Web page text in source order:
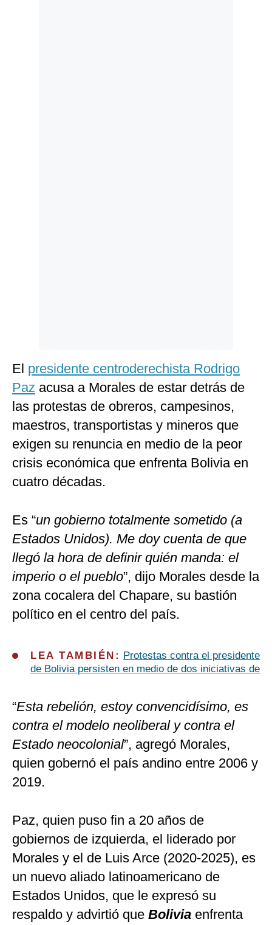
El presidente centroderechista Rodrigo
Paz acusa a Morales de estar detrás de
las protestas de obreros, campesinos,
maestros, transportistas y mineros que
exigen su renuncia en medio de la peor
crisis económica que enfrenta Bolivia en
cuatro décadas.
Es “un gobierno totalmente sometido (a
Estados Unidos). Me doy cuenta de que
llegó la hora de definir quién manda: el
imperio o el pueblo”, dijo Morales desde la
zona cocalera del Chapare, su bastión
político en el centro del país.
LEA TAMBIÉN:
Protestas contra el presidente
de Bolivia persisten en medio de dos iniciativas de
“Esta rebelión, estoy convencidísimo, es
contra el modelo neoliberal y contra el
Estado neocolonial”, agregó Morales,
quien gobernó el país andino entre 2006 y
2019.
Paz, quien puso fin a 20 años de
gobiernos de izquierda, el liderado por
Morales y el de Luis Arce (2020-2025), es
un nuevo aliado latinoamericano de
Estados Unidos, que le expresó su
respaldo y advirtió que Bolivia enfrenta